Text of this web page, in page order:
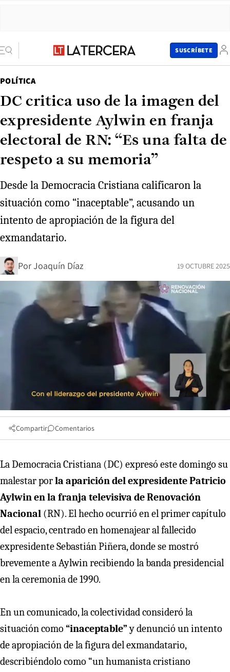
SUSCRÍBETE
POLÍTICA
DC critica uso de la imagen del
expresidente Aylwin en franja
electoral de RN: “Es una falta de
respeto a su memoria”
Desde la Democracia Cristiana calificaron la
situación como “inaceptable”, acusando un
intento de apropiación de la figura del
exmandatario.
PorJoaquín Díaz 19 OCTUBRE 2025
Compartir Comentarios
La Democracia Cristiana (DC) expresó este domingo su
malestar porla aparición del expresidente Patricio
Aylwin en la franja televisiva de Renovación
Nacional (RN). El hecho ocurrió en el primer capítulo
del espacio, centrado en homenajear al fallecido
expresidente Sebastián Piñera, donde se mostró
brevemente a Aylwin recibiendo la banda presidencial
en la ceremonia de 1990.
En un comunicado, la colectividad consideró la
situación como “inaceptable”y denunció un intento
de apropiación de la figura del exmandatario,
describiéndolo como “un humanista cristiano